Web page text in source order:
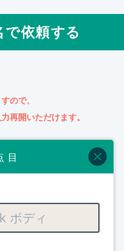
依頼する
ので、
再開いただけます。
目